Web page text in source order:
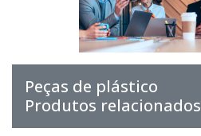
Peças de plástico
Produtos relacionados